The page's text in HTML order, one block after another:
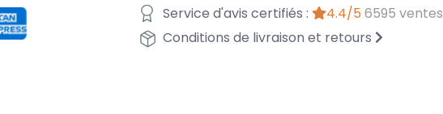
Service d'avis certifiés :
4.4/5 6595 ventes
Conditions de livraison et retours